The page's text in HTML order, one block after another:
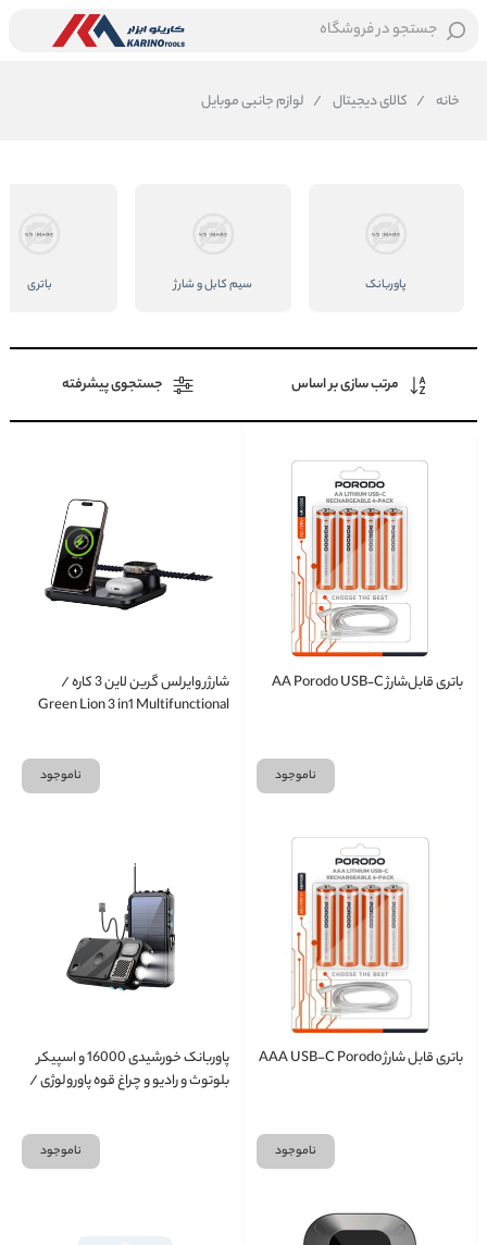
جستجو در فروشگاه
خانه / کالای دیجیتال / لوازم جانبی موبایل
پاوربانک سیم کابل و شارژ باتری
مرتب سازی بر اساس جستجوی پیشرفته
باتری قابل‌شارژ AA Porodo USB‑C
ناموجود
شارژر وایرلس گرین لاین 3 کاره /
Green Lion 3 in1 Multifunctional
ناموجود
باتری قابل شارژ AAA USB-C Porodo
ناموجود
پاوربانک خورشیدی 16000 و اسپیکر
بلوتوث و رادیو و چراغ قوه پاورولوژی /
Speaker and Lights - Blackناموجود